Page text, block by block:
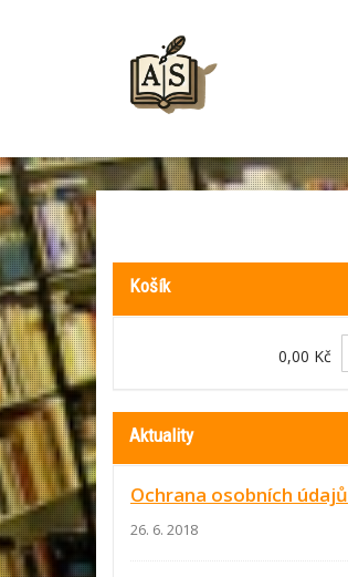
Košík
0,00 Kč
Aktuality
Ochrana osobních údajů
26. 6. 2018